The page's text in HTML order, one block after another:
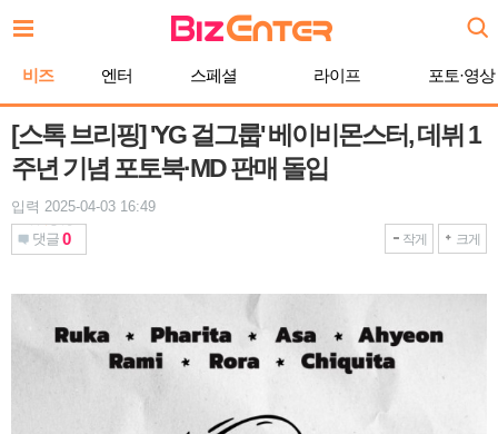
문
기
비즈 엔터 스페셜 라이프 포토·영상
[스톡 브리핑] 'YG 걸그룹' 베이비몬스터, 데뷔 1
주년 기념 포토북·MD 판매 돌입
입력 2025-04-03 16:49
댓글 0 작게 크게